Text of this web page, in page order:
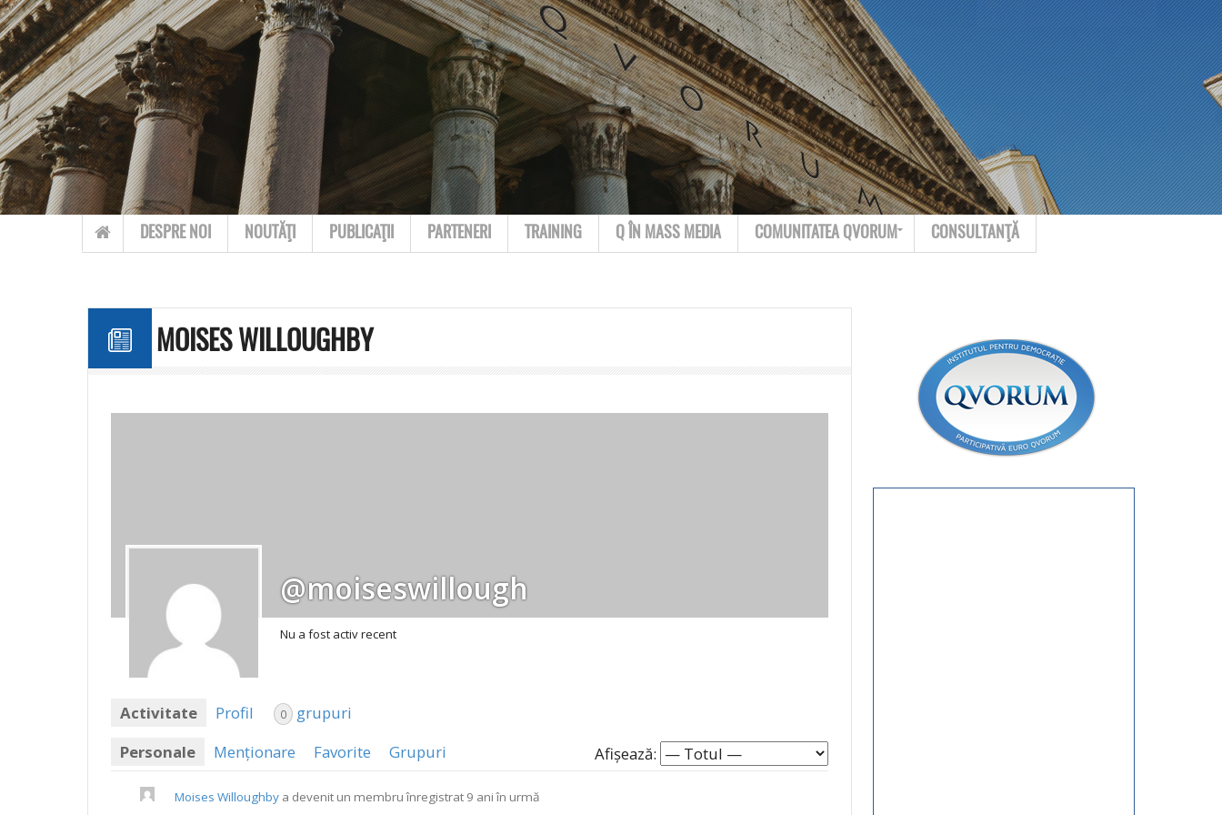
Contact Search for:
Skip to content
DESPRE NOI NOUTĂŢI PUBLICAŢII PARTENERI TRAINING Q ÎN MASS MEDIA COMUNITATEA QVORUM CONSULTANŢĂ
MOISES WILLOUGHBY
@moiseswillough
Nu a fost activ recent
Activitate Profil 0
grupuri
Personale
Menționare Favorite Grupuri Afișează:
Moises Willoughby a devenit un membru înregistrat 9 ani în urmă